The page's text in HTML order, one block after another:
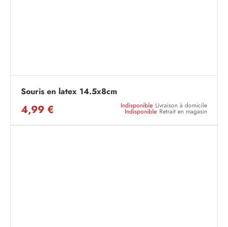
Souris en latex 14.5x8cm
4,99 € Indisponible Livraison à domicile
Indisponible Retrait en magasin